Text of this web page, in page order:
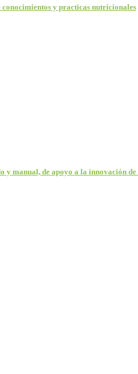
y practicas nutricionales
manual, de apoyo a la innovación